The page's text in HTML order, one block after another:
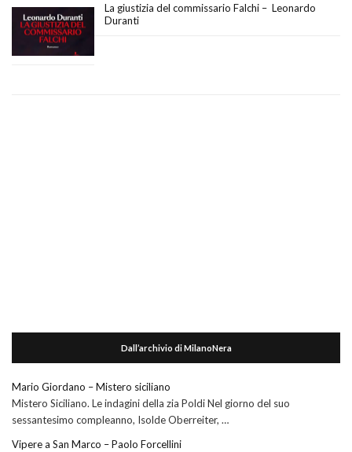
La giustizia del commissario Falchi – Leonardo
Duranti
Dall’archivio di MilanoNera
Mario Giordano – Mistero siciliano
Mistero Siciliano. Le indagini della zia Poldi Nel giorno del suo
sessantesimo compleanno, Isolde Oberreiter, …
Vipere a San Marco – Paolo Forcellini